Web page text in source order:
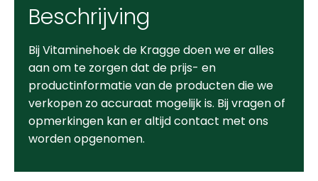
Beschrijving
Bij Vitaminehoek de Kragge doen we er alles
aan om te zorgen dat de prijs- en
productinformatie van de producten die we
verkopen zo accuraat mogelijk is. Bij vragen of
opmerkingen kan er altijd contact met ons
worden opgenomen.